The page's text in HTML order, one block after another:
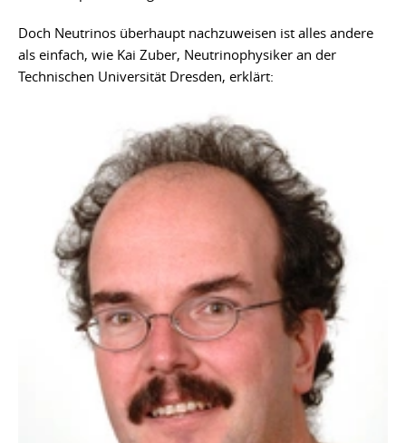
Doch Neutrinos überhaupt nachzuweisen ist alles andere
als einfach, wie Kai Zuber, Neutrinophysiker an der
Technischen Universität Dresden, erklärt: